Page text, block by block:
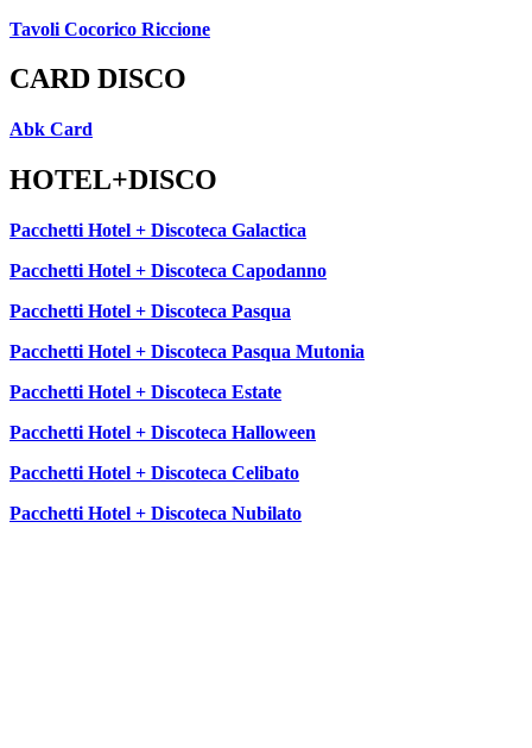
Tavoli Cocorico Riccione
CARD DISCO
Abk Card
HOTEL+DISCO
Pacchetti Hotel + Discoteca Galactica
Pacchetti Hotel + Discoteca Capodanno
Pacchetti Hotel + Discoteca Pasqua
Pacchetti Hotel + Discoteca Pasqua Mutonia
Pacchetti Hotel + Discoteca Estate
Pacchetti Hotel + Discoteca Halloween
Pacchetti Hotel + Discoteca Celibato
Pacchetti Hotel + Discoteca Nubilato